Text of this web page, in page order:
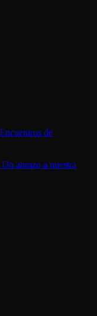
de
abrazo a nuestra